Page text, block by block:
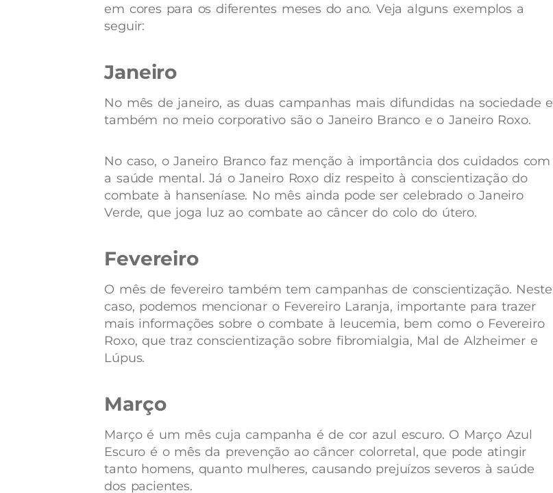
em cores para os diferentes meses do ano. Veja alguns exemplos a
seguir:
Janeiro
No mês de janeiro, as duas campanhas mais difundidas na sociedade e
também no meio corporativo são o Janeiro Branco e o Janeiro Roxo.
No caso, o Janeiro Branco faz menção à importância dos cuidados com
a saúde mental. Já o Janeiro Roxo diz respeito à conscientização do
combate à hanseníase. No mês ainda pode ser celebrado o Janeiro
Verde, que joga luz ao combate ao câncer do colo do útero.
Fevereiro
O mês de fevereiro também tem campanhas de conscientização. Neste
caso, podemos mencionar o Fevereiro Laranja, importante para trazer
mais informações sobre o combate à leucemia, bem como o Fevereiro
Roxo, que traz conscientização sobre fibromialgia, Mal de Alzheimer e
Lúpus.
Março
Março é um mês cuja campanha é de cor azul escuro. O Março Azul
Escuro é o mês da prevenção ao câncer colorretal, que pode atingir
tanto homens, quanto mulheres, causando prejuízos severos à saúde
dos pacientes.